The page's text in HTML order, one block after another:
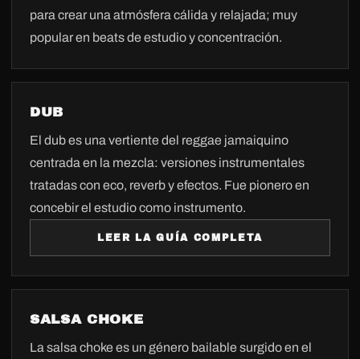
para crear una atmósfera cálida y relajada; muy
popular en beats de estudio y concentración.
DUB
El dub es una vertiente del reggae jamaiquino
centrada en la mezcla: versiones instrumentales
tratadas con eco, reverb y efectos. Fue pionero en
concebir el estudio como instrumento.
LEER LA GUÍA COMPLETA
SALSA CHOKE
La salsa choke es un género bailable surgido en el